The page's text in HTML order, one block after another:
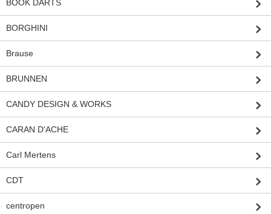
BOOK DARTS
BORGHINI
Brause
BRUNNEN
CANDY DESIGN & WORKS
CARAN D'ACHE
Carl Mertens
CDT
centropen